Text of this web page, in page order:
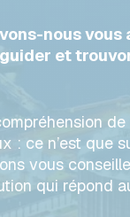
nous vous
et
: ce n’est que
vous
qui répond